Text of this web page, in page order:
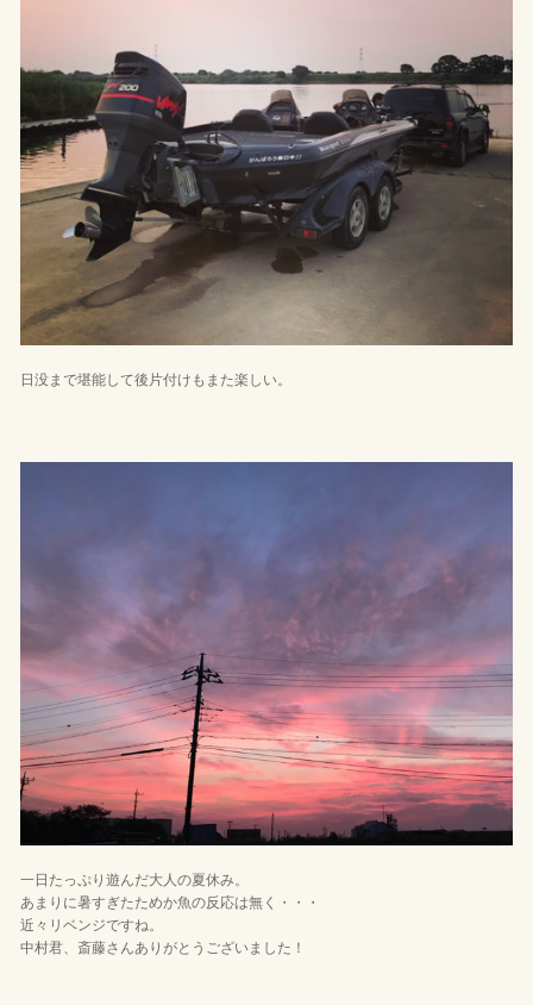
日没まで堪能して後片付けもまた楽しい。
一日たっぷり遊んだ大人の夏休み。
あまりに暑すぎたためか魚の反応は無く・・・
近々リベンジですね。
中村君、斎藤さんありがとうございました！